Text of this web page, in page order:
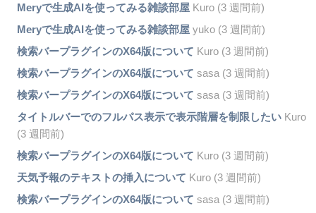
Meryで生成AIを使ってみる雑談部屋Kuro (3 週間前)
Meryで生成AIを使ってみる雑談部屋yuko (3 週間前)
検索バープラグインのX64版について Kuro (3 週間前)
検索バープラグインのX64版について sasa (3 週間前)
検索バープラグインのX64版について sasa (3 週間前)
タイトルバーでのフルパス表示で表示階層を制限したいKuro
(3 週間前)
検索バープラグインのX64版について Kuro (3 週間前)
天気予報のテキストの挿入について Kuro (3 週間前)
検索バープラグインのX64版について sasa (3 週間前)